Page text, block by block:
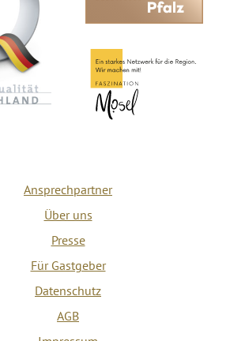
Ansprechpartner
Über uns
Presse
Für Gastgeber
Datenschutz
AGB